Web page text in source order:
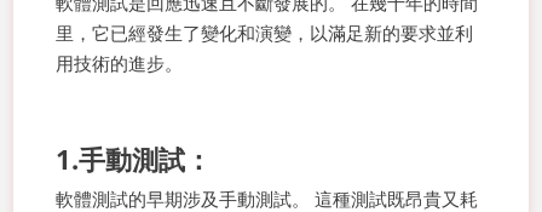
里，它已經發生了變化和演變，以滿足新的要求並利
用技術的進步。
1.手動測試：
軟體測試的早期涉及手動測試。 這種測試既昂貴又耗